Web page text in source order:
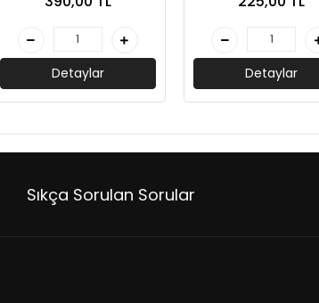
Detaylar Detaylar
Sıkça Sorulan Sorular